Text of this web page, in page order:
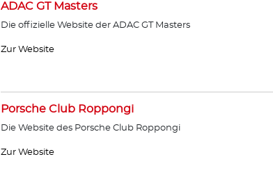
ADAC GT Masters
Die offizielle Website der ADAC GT Masters
Zur Website
Porsche Club Roppongi
Die Website des Porsche Club Roppongi
Zur Website